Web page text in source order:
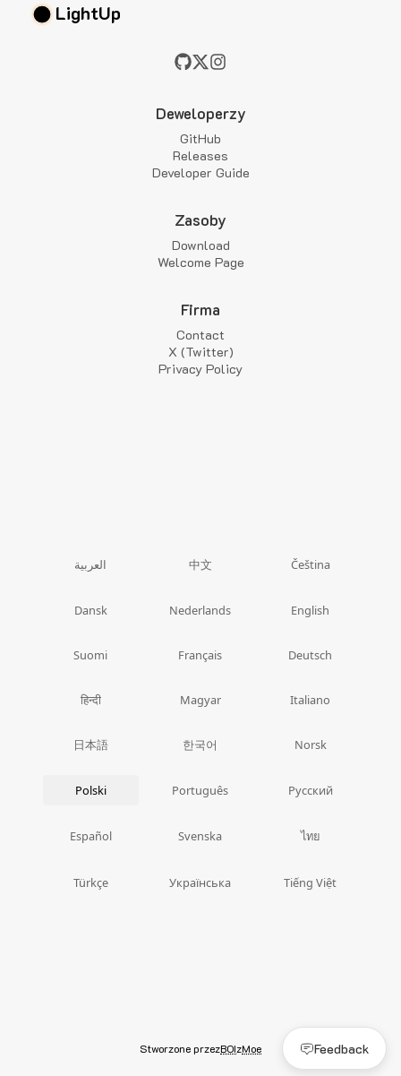
LightUp
Deweloperzy
GitHub
Releases
Developer Guide
Zasoby
Download
Welcome Page
Firma
Contact
X (Twitter)
Privacy Policy
العربية 中文 Čeština
Dansk Nederlands English
Suomi Français Deutsch
हिन्दी Magyar Italiano
日本語 한국어 Norsk
Polski Português Русский
Español Svenska ไทย
Türkçe Українська Tiếng Việt
Stworzone przezBOIzMoe Feedback